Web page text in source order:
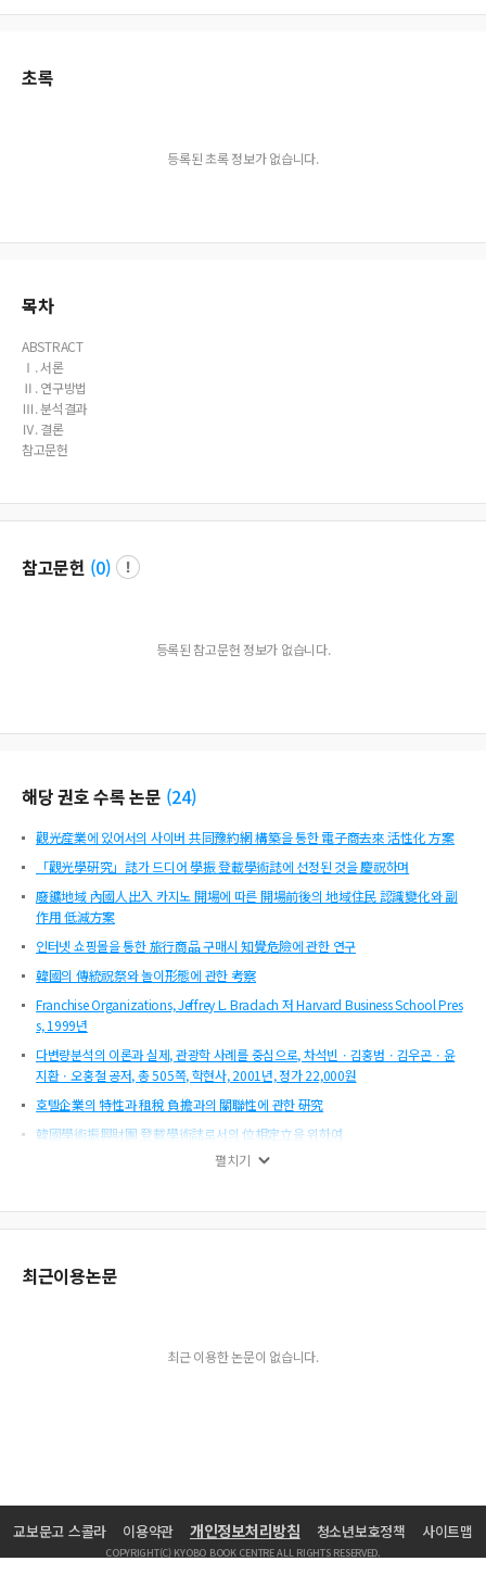
초록
등록된 초록 정보가 없습니다.
목차
ABSTRACT
Ⅰ. 서론
Ⅱ. 연구방법
Ⅲ. 분석결과
Ⅳ. 결론
참고문헌
참고문헌 (0)
등록된 참고문헌 정보가 없습니다.
해당 권호 수록 논문 (24)
觀光産業에 있어서의 사이버 共同豫約網 構築을 통한 電子商去來 活性化 方案
「觀光學硏究」誌가 드디어 學振 登載學術誌에 선정된 것을 慶祝하며
廢鑛地域 內國人出入 카지노 開場에 따른 開場前後의 地域住民 認識變化와 副
作用 低減方案
인터넷 쇼핑몰을 통한 旅行商品 구매시 知覺危險에 관한 연구
韓國의 傳統祝祭와 놀이形態에 관한 考察
Franchise Organizations, Jeffrey L. Bradach 저 Harvard Business School Pres
s, 1999년
다변량분석의 이론과 실제, 관광학 사례를 중심으로, 차석빈ㆍ김홍범ㆍ김우곤ㆍ윤
지환ㆍ오홍철 공저, 총 505쪽, 학현사, 2001년, 정가 22,000원
호텔企業의 特性과 租稅 負擔과의 關聯性에 관한 硏究
韓國學術振興財團 登載學術誌로서의 位相定立을 위하여
『觀光學硏究』編輯委員會ㆍ投稿ㆍ審査 및 評價基準에 관한 통합규정 외
場所마케팅전략을 통한 中文觀光團地의 活性化方案에 관한 연구
感情勞動의 否定的 影響과 知覺된 組織支持의 調節效果
호텔客室顧客 細分市揚의 槪念定立과 主要威果變數에 미치는 影響 分析
펼치기
최근이용논문
최근 이용한 논문이 없습니다.
교보문고 스콜라 이용약관 개인정보처리방침 청소년보호정책 사이트맵
COPYRIGHT(C) KYOBO BOOK CENTRE ALL RIGHTS RESERVED.